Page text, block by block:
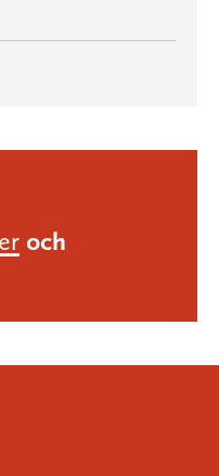
och